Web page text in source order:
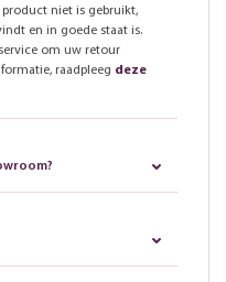
niet is gebruikt,
en in goede staat is.
om uw retour
raadpleeg deze